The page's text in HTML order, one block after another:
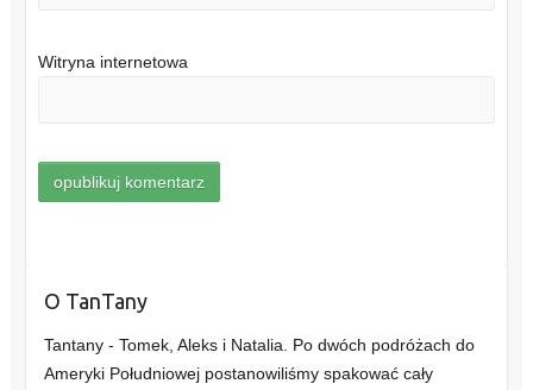
Witryna internetowa
O TanTany
Tantany - Tomek, Aleks i Natalia. Po dwóch podróżach do
Ameryki Południowej postanowiliśmy spakować cały